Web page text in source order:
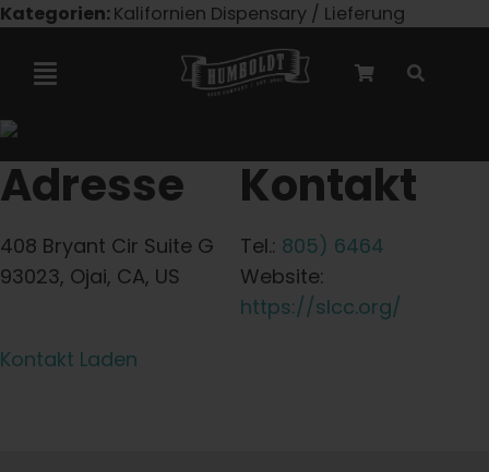
Zum
springen
Kategorien:Kalifornien Dispensary / Lieferung
Navigation
Marley-Kooperation
Triploide Samen
Adresse
408 Bryant Cir Suite G
93023, Ojai, CA, US
Kontakt
Tel.: 805) 6464
Website:
https://slcc.org/
Kontakt Laden